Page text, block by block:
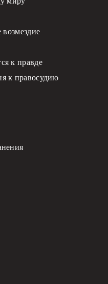
возмездие
к правде
к правосудию